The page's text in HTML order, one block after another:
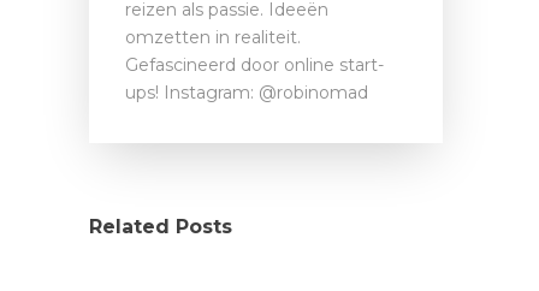
reizen als passie. Ideeën
omzetten in realiteit.
Gefascineerd door online start-
ups! Instagram: @robinomad
Related Posts